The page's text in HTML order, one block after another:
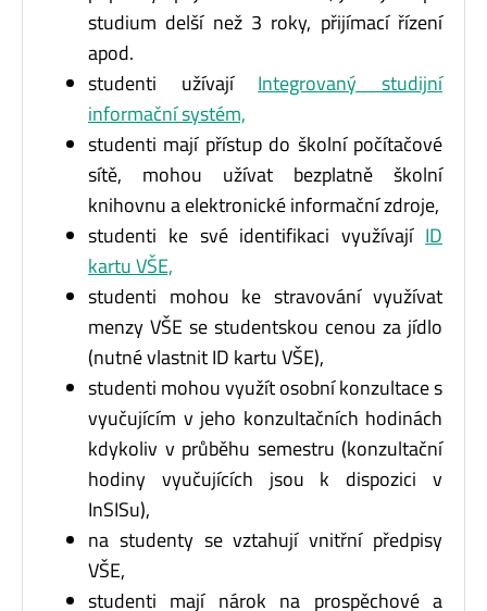
studium delší než 3 roky, přijímací řízení
apod.
studenti užívají Integrovaný studijní
informační systém,
studenti mají přístup do školní počítačové
sítě, mohou užívat bezplatně školní
knihovnu a elektronické informační zdroje,
studenti ke své identifikaci využívají ID
kartu VŠE,
studenti mohou ke stravování využívat
menzy VŠE se studentskou cenou za jídlo
(nutné vlastnit ID kartu VŠE),
studenti mohou využít osobní konzultace s
vyučujícím v jeho konzultačních hodinách
kdykoliv v průběhu semestru (konzultační
hodiny vyučujících jsou k dispozici v
InSISu),
na studenty se vztahují vnitřní předpisy
VŠE,
studenti mají nárok na prospěchové a